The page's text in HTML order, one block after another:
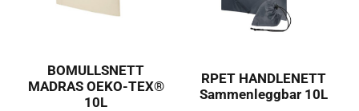
BOMULLSNETT
MADRAS OEKO-TEX®
10L
RPET HANDLENETT
Sammenleggbar 10L